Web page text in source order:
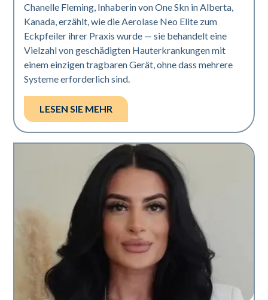
Chanelle Fleming, Inhaberin von One Skn in Alberta,
Kanada, erzählt, wie die Aerolase Neo Elite zum
Eckpfeiler ihrer Praxis wurde — sie behandelt eine
Vielzahl von geschädigten Hauterkrankungen mit
einem einzigen tragbaren Gerät, ohne dass mehrere
Systeme erforderlich sind.
LESEN SIE MEHR